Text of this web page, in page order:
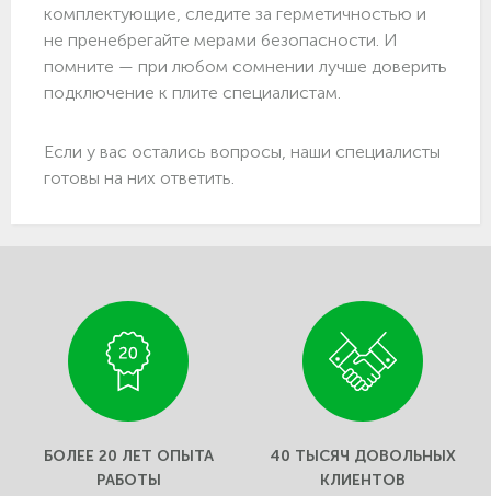
комплектующие, следите за герметичностью и
не пренебрегайте мерами безопасности. И
помните — при любом сомнении лучше доверить
подключение к плите специалистам.
Если у вас остались вопросы, наши специалисты
готовы на них ответить.
БОЛЕЕ 20 ЛЕТ ОПЫТА
РАБОТЫ
40 ТЫСЯЧ ДОВОЛЬНЫХ
КЛИЕНТОВ